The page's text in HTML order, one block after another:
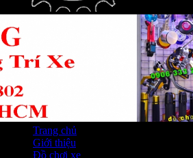
Trang chủ
Giới thiệu
Đồ chơi xe